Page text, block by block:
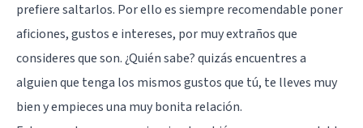
prefiere saltarlos. Por ello es siempre recomendable poner
aficiones, gustos e intereses, por muy extraños que
consideres que son. ¿Quién sabe? quizás encuentres a
alguien que tenga los mismos gustos que tú, te lleves muy
bien y empieces una muy bonita relación.